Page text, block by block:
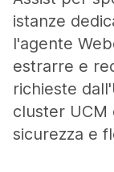
istanze
l'agente
estrarre e
richieste
cluster
sicurezza e